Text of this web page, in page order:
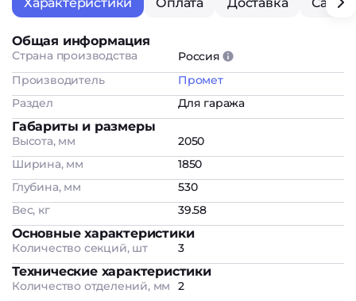
Общая информация
Страна производства
Россия
Производитель
Промет
Раздел
Для гаража
Габариты и размеры
Высота, мм
2050
Ширина, мм
1850
Глубина, мм
530
Вес, кг
39.58
Основные характеристики
Количество секций, шт 3
Технические характеристики
Количество отделений, мм 2